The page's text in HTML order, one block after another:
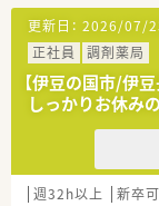
更新日： 2026/07/
正社員
調剤薬局
【伊豆の国市/伊
しっかりお休み
週32h以上 新卒可